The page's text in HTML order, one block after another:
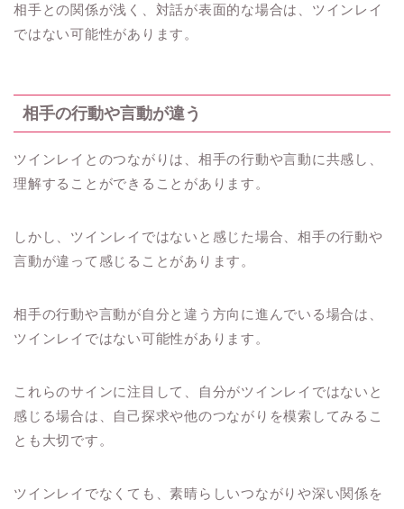
相手との関係が浅く、対話が表面的な場合は、ツインレイ
ではない可能性があります。
相手の行動や言動が違う
ツインレイとのつながりは、相手の行動や言動に共感し、
理解することができることがあります。
しかし、ツインレイではないと感じた場合、相手の行動や
言動が違って感じることがあります。
相手の行動や言動が自分と違う方向に進んでいる場合は、
ツインレイではない可能性があります。
これらのサインに注目して、自分がツインレイではないと
感じる場合は、自己探求や他のつながりを模索してみるこ
とも大切です。
ツインレイでなくても、素晴らしいつながりや深い関係を